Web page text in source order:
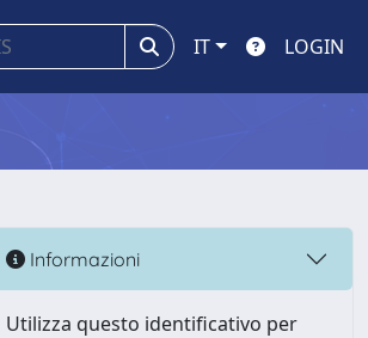
IT LOGIN
Informazioni
Utilizza questo identificativo per